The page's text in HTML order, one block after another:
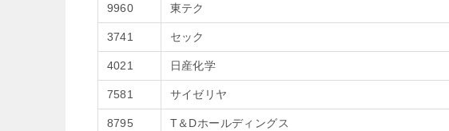
9960 東テク
3741 セック
4021 日産化学
7581 サイゼリヤ
8795 T＆Dホールディングス